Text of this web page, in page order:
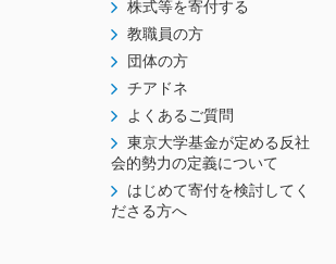
株式等を寄付する
教職員の方
団体の方
チアドネ
よくあるご質問
東京大学基金が定める反社
会的勢力の定義について
はじめて寄付を検討してく
ださる方へ